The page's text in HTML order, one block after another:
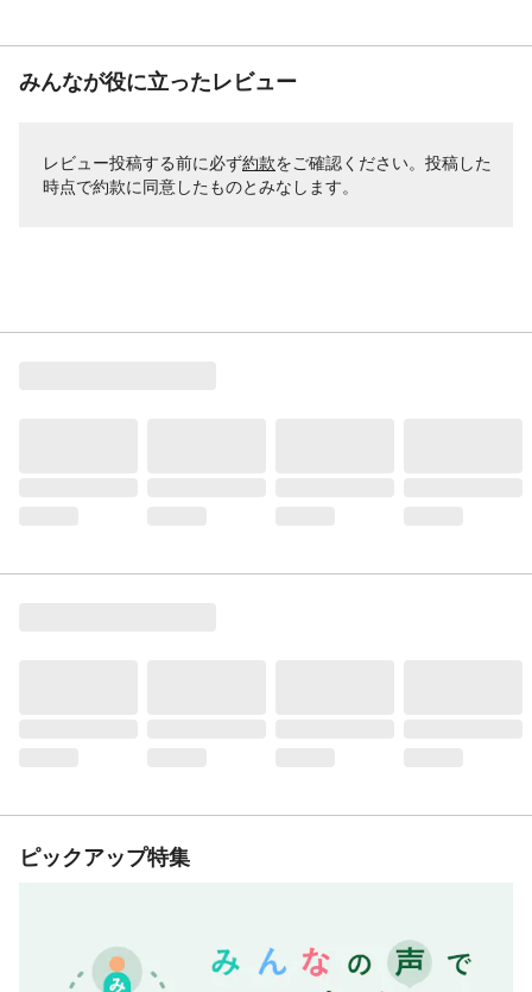
みんなが役に立ったレビュー
レビュー投稿する前に必ず約款をご確認ください。投稿した
時点で約款に同意したものとみなします。
ピックアップ特集